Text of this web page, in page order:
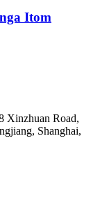
Itom
Xinzhuan Road,
Shanghai,